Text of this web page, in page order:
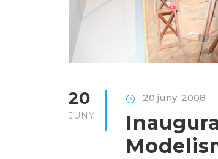
20
JUNY
20 juny, 2008